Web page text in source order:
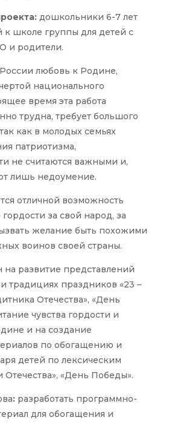
дошкольники 6-7 лет
к школе группы для детей с
и родители.
любовь к Родине,
национального
время эта работа
трудна, требует большого
как в молодых семьях
патриотизма,
не считаются важными и,
лишь недоумение.
отличной возможность
гордости за свой народ, за
желание быть похожими
воинов своей страны.
на развитие представлений
традициях праздников «23 –
Отечества», «День
чувства гордости и
и на создание
по обогащению и
детей по лексическим
«День Победы».
: разработать программно-
для обогащения и